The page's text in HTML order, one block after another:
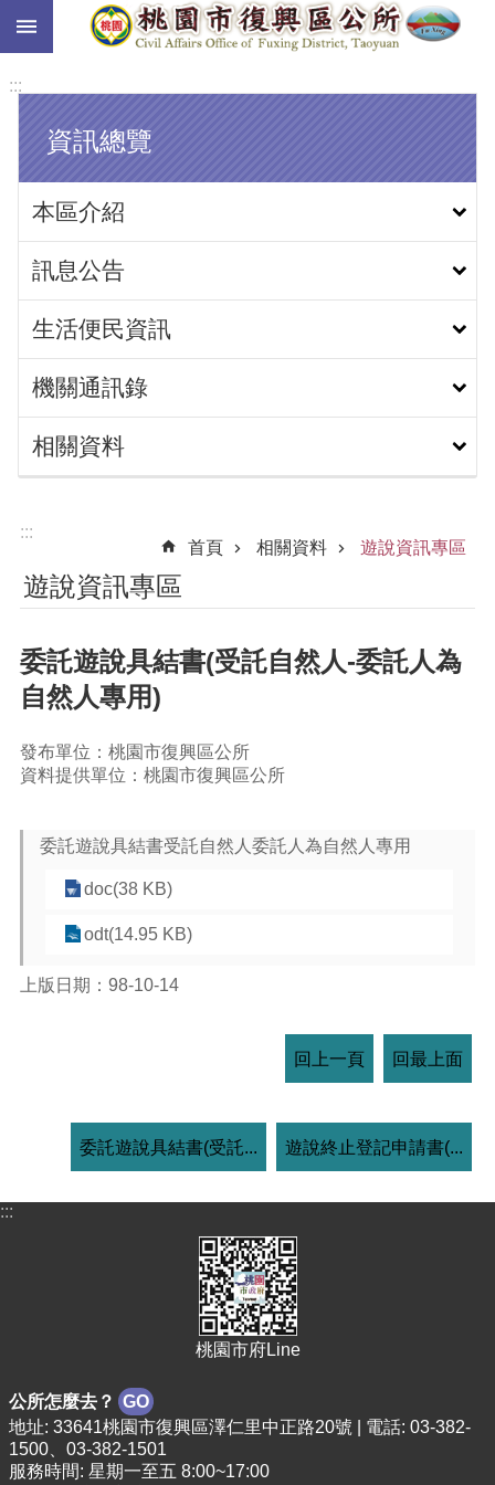
跳到主要內容區塊
:::
資訊總覽
本區介紹
訊息公告
生活便民資訊
機關通訊錄
相關資料
:::
首頁
相關資料 遊說資訊專區
遊說資訊專區
委託遊說具結書(受託自然人-委託人為
自然人專用)
發布單位：桃園市復興區公所
資料提供單位：桃園市復興區公所
委託遊說具結書受託自然人委託人為自然人專用
doc(38 KB)
odt(14.95 KB)
上版日期：98-10-14
回上一頁 回最上面
委託遊說具結書(受託... 遊說終止登記申請書(...
:::
桃園市府Line
公所怎麼去？ GO
地址: 33641桃園市復興區澤仁里中正路20號 | 電話: 03-382-
1500、03-382-1501
服務時間: 星期一至五 8:00~17:00